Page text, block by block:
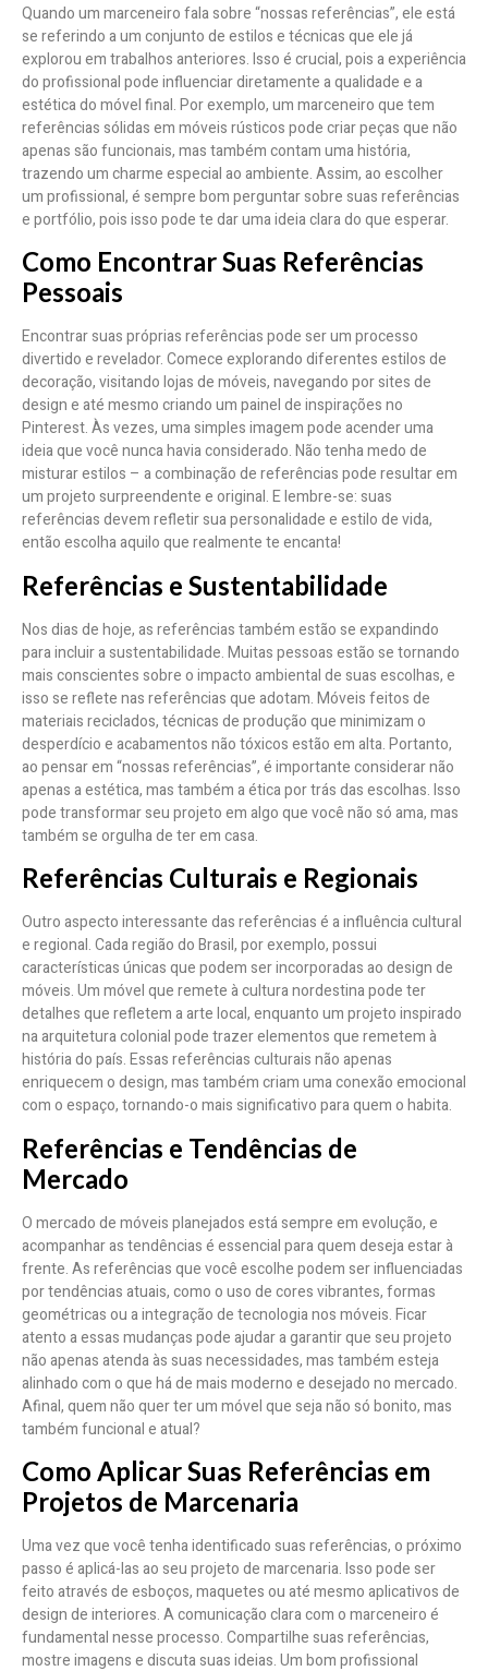
Quando um marceneiro fala sobre “nossas referências”, ele está
se referindo a um conjunto de estilos e técnicas que ele já
explorou em trabalhos anteriores. Isso é crucial, pois a experiência
do profissional pode influenciar diretamente a qualidade e a
estética do móvel final. Por exemplo, um marceneiro que tem
referências sólidas em móveis rústicos pode criar peças que não
apenas são funcionais, mas também contam uma história,
trazendo um charme especial ao ambiente. Assim, ao escolher
um profissional, é sempre bom perguntar sobre suas referências
e portfólio, pois isso pode te dar uma ideia clara do que esperar.
Como Encontrar Suas Referências
Pessoais
Encontrar suas próprias referências pode ser um processo
divertido e revelador. Comece explorando diferentes estilos de
decoração, visitando lojas de móveis, navegando por sites de
design e até mesmo criando um painel de inspirações no
Pinterest. Às vezes, uma simples imagem pode acender uma
ideia que você nunca havia considerado. Não tenha medo de
misturar estilos – a combinação de referências pode resultar em
um projeto surpreendente e original. E lembre-se: suas
referências devem refletir sua personalidade e estilo de vida,
então escolha aquilo que realmente te encanta!
Referências e Sustentabilidade
Nos dias de hoje, as referências também estão se expandindo
para incluir a sustentabilidade. Muitas pessoas estão se tornando
mais conscientes sobre o impacto ambiental de suas escolhas, e
isso se reflete nas referências que adotam. Móveis feitos de
materiais reciclados, técnicas de produção que minimizam o
desperdício e acabamentos não tóxicos estão em alta. Portanto,
ao pensar em “nossas referências”, é importante considerar não
apenas a estética, mas também a ética por trás das escolhas. Isso
pode transformar seu projeto em algo que você não só ama, mas
também se orgulha de ter em casa.
Referências Culturais e Regionais
Outro aspecto interessante das referências é a influência cultural
e regional. Cada região do Brasil, por exemplo, possui
características únicas que podem ser incorporadas ao design de
móveis. Um móvel que remete à cultura nordestina pode ter
detalhes que refletem a arte local, enquanto um projeto inspirado
na arquitetura colonial pode trazer elementos que remetem à
história do país. Essas referências culturais não apenas
enriquecem o design, mas também criam uma conexão emocional
com o espaço, tornando-o mais significativo para quem o habita.
Referências e Tendências de
Mercado
O mercado de móveis planejados está sempre em evolução, e
acompanhar as tendências é essencial para quem deseja estar à
frente. As referências que você escolhe podem ser influenciadas
por tendências atuais, como o uso de cores vibrantes, formas
geométricas ou a integração de tecnologia nos móveis. Ficar
atento a essas mudanças pode ajudar a garantir que seu projeto
não apenas atenda às suas necessidades, mas também esteja
alinhado com o que há de mais moderno e desejado no mercado.
Afinal, quem não quer ter um móvel que seja não só bonito, mas
também funcional e atual?
Como Aplicar Suas Referências em
Projetos de Marcenaria
Uma vez que você tenha identificado suas referências, o próximo
passo é aplicá-las ao seu projeto de marcenaria. Isso pode ser
feito através de esboços, maquetes ou até mesmo aplicativos de
design de interiores. A comunicação clara com o marceneiro é
fundamental nesse processo. Compartilhe suas referências,
mostre imagens e discuta suas ideias. Um bom profissional